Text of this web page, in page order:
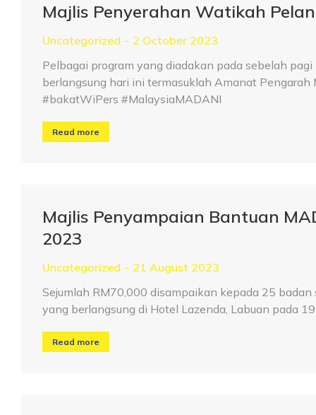
Majlis Penyerahan Watikah
Uncategorized
2 October 2023
Pelbagai program yang diadakan pada sebelah
berlangsung hari ini termasuklah Amanat
#bakatWiPers #MalaysiaMADANI
Read more
Majlis Penyampaian Bantuan
2023
Uncategorized
21 August 2023
Sejumlah RM70,000 disampaikan kepada 25
yang berlangsung di Hotel Lazenda, Labuan pada
Read more